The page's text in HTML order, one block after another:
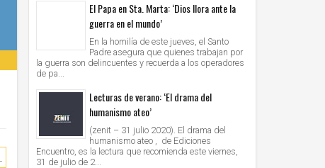
El Papa en Sta. Marta: ‘Dios llora ante la
guerra en el mundo’
En la homilía de este jueves, el Santo
Padre asegura que quienes trabajan por
la guerra son delincuentes y recuerda a los operadores
de pa...
Lecturas de verano: ‘El drama del
humanismo ateo’
(zenit – 31 julio 2020). El drama del
humanismo ateo , de Ediciones
Encuentro, es la lectura que recomienda este viernes,
31 de julio de 2...